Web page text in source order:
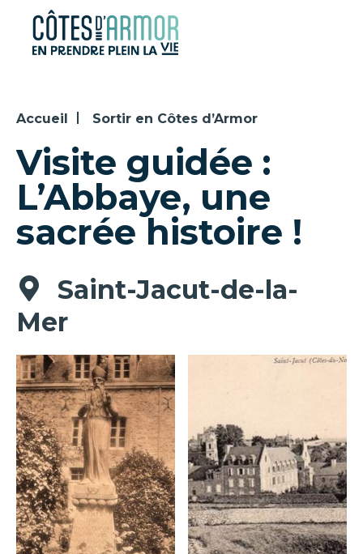
Panneau de gestion des cookies
Accueil Sortir en Côtes d’Armor
Visite guidée :
L’Abbaye, une
sacrée histoire !
Saint-Jacut-de-la-
Mer